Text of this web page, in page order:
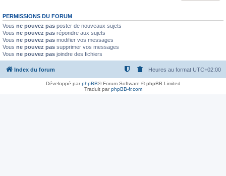
PERMISSIONS DU FORUM
Vous ne pouvez pas poster de nouveaux sujets
Vous ne pouvez pas répondre aux sujets
Vous ne pouvez pas modifier vos messages
Vous ne pouvez pas supprimer vos messages
Vous ne pouvez pas joindre des fichiers
Index du forum Heures au format UTC+02:00
Développé parphpBB® Forum Software © phpBB Limited
Traduit parphpBB-fr.com